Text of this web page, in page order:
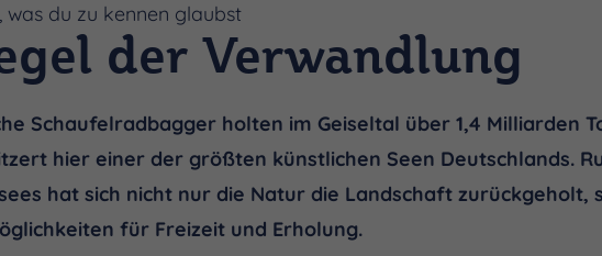
was du zu kennen glaubst
der Verwandlung
Schaufelradbagger holten im Geiseltal über 1,4 Milliarden
hier einer der größten künstlichen Seen Deutschlands.
hat sich nicht nur die Natur die Landschaft zurückgeholt,
für Freizeit und Erholung.